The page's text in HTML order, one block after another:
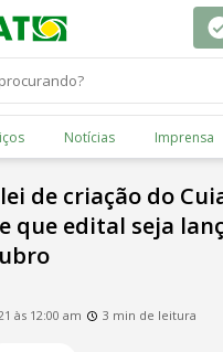
Notícias Imprensa
de criação do
que edital seja
às 12:00 am
3 min de leitura